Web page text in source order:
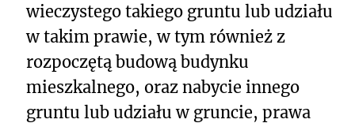
wieczystego takiego gruntu lub udziału
w takim prawie, w tym również z
rozpoczętą budową budynku
mieszkalnego, oraz nabycie innego
gruntu lub udziału w gruncie, prawa